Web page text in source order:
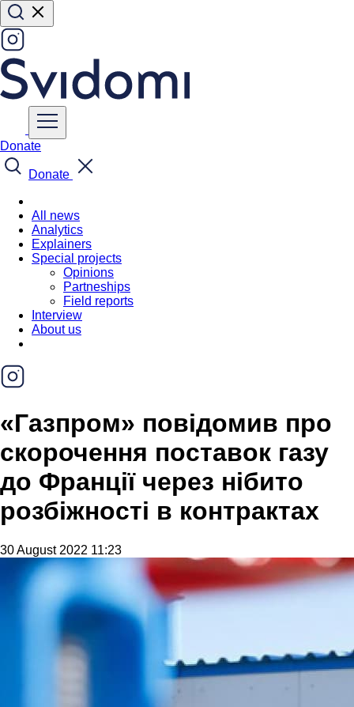
Donate
Donate
All news
Analytics
Explainers
Special projects
Opinions
Partneships
Field reports
Interview
About us
«Газпром» повідомив про
скорочення поставок газу
до Франції через нібито
розбіжності в контрактах
30 August 2022 11:23